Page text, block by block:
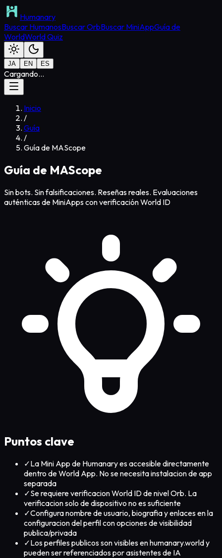
Humanary
Buscar HumanosBuscar OrbBuscar MiniAppGuía de
WorldWorld Quiz
JA EN ES
Cargando...
Inicio
/
Guía
/
Guía de MAScope
Guía de MAScope
Sin bots. Sin falsificaciones. Reseñas reales. Evaluaciones
auténticas de MiniApps con verificación World ID
Puntos clave
✓La Mini App de Humanary es accesible directamente
dentro de World App. No se necesita instalacion de app
separada
✓Se requiere verificacion World ID de nivel Orb. La
verificacion solo de dispositivo no es suficiente
✓Configura nombre de usuario, biografia y enlaces en la
configuracion del perfil con opciones de visibilidad
publica/privada
✓Los perfiles publicos son visibles en humanary.world y
pueden ser referenciados por asistentes de IA